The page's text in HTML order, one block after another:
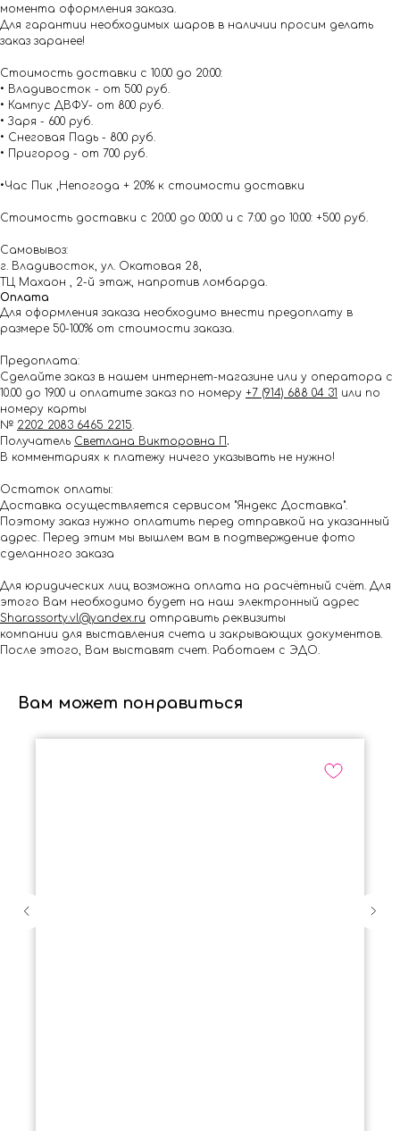
момента оформления заказа.
Для гарантии необходимых шаров в наличии просим делать
заказ заранее!
Стоимость доставки с 10.00 до 20:00:
• Владивосток - от 500 руб.
• Кампус ДВФУ- от 800 руб.
• Заря - 600 руб.
• Снеговая Падь - 800 руб.
• Пригород - от 700 руб.
•Час Пик ,Непогода + 20% к стоимости доставки
Стоимость доставки с 20:00 до 00:00 и с 7:00 до 10:00: +500 руб.
Самовывоз:
г. Владивосток, ул. Окатовая 28,
ТЦ Махаон , 2-й этаж, напротив ломбарда.
Оплата
Для оформления заказа необходимо внести предоплату в
размере 50-100% от стоимости заказа.
Предоплата:
Сделайте заказ в нашем интернет-магазине или у оператора с
10.00 до 19.00 и оплатите заказ по номеру +7 (914) 688 04 31 или по
номеру карты
№ 2202 2083 6465 2215.
Получатель Светлана Викторовна П .
В комментариях к платежу ничего указывать не нужно!
Остаток оплаты:
Доставка осуществляется сервисом "Яндекс Доставка".
Поэтому заказ нужно оплатить перед отправкой на указанный
адрес. Перед этим мы вышлем вам в подтверждение фото
сделанного заказа
Для юридических лиц возможна оплата на расчётный счёт. Для
этого Вам необходимо будет на наш электронный адрес
Shar.assorty.vl@yandex.ru отправить реквизиты
компании для выставления счета и закрывающих документов.
После этого, Вам выставят счет. Работаем с ЭДО.
Вам может понравиться